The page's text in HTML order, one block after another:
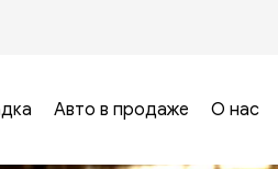
Авто в продаже О нас